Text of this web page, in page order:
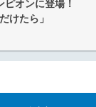
オンに登場！
けたら」